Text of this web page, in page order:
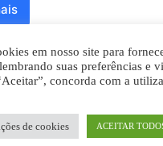
Política Privacidade
Fale Conosco
são de propriedade intelectual
em nosso site para
suas preferências e
concorda com a
de cookies ACEITAR